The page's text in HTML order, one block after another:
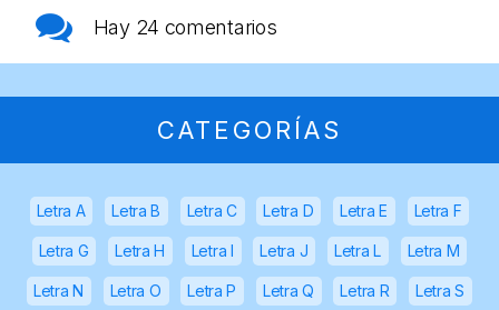
Hay 24 comentarios
CATEGORÍAS
Letra A Letra B Letra C Letra D Letra E Letra F
Letra G Letra H Letra I Letra J Letra L Letra M
Letra N Letra O Letra P Letra Q Letra R Letra S